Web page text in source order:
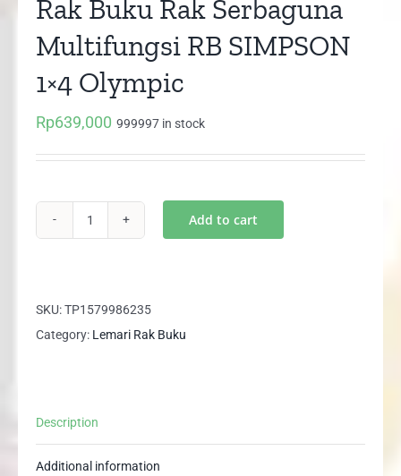
Rak Buku Rak Serbaguna
Multifungsi RB SIMPSON
1×4 Olympic
Rp639,000 999997 in stock
Serbaguna
Multifungsi
Olympic
Add to cart
SKU:TP1579986235
Category: Lemari Rak Buku
Description
Additional information